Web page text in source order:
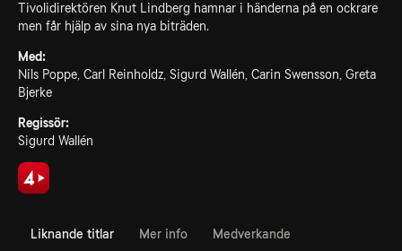
Tivolidirektören Knut Lindberg hamnar i händerna på en ockrare
men får hjälp av sina nya biträden.
Med:
Nils Poppe, Carl Reinholdz, Sigurd Wallén, Carin Swensson, Greta
Bjerke
Regissör:
Sigurd Wallén
Liknande titlar Mer info Medverkande